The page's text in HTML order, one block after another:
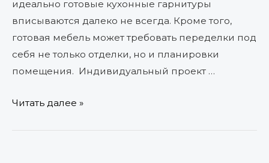
идеально готовые кухонные гарнитуры
вписываются далеко не всегда. Кроме того,
готовая мебель может требовать переделки под
себя не только отделки, но и планировки
помещения. Индивидуальный проект …
Читать далее »